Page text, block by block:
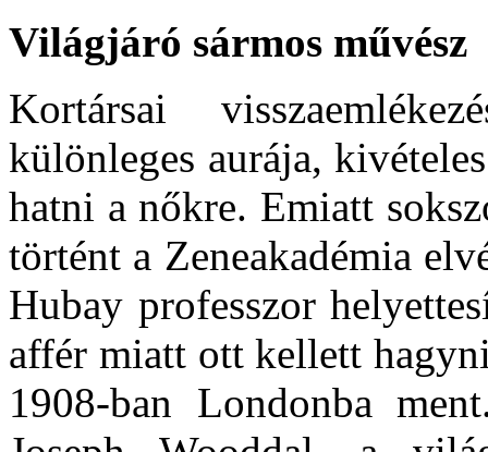
Világjáró sármos művész
Kortársai
különleges aurája,
hatni a nőkre. Emiatt
történt a Zene­akadémia
Hubay professzor
affér miatt ott kellett
1908-ban London­ba